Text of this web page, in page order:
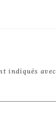
indiqués avec